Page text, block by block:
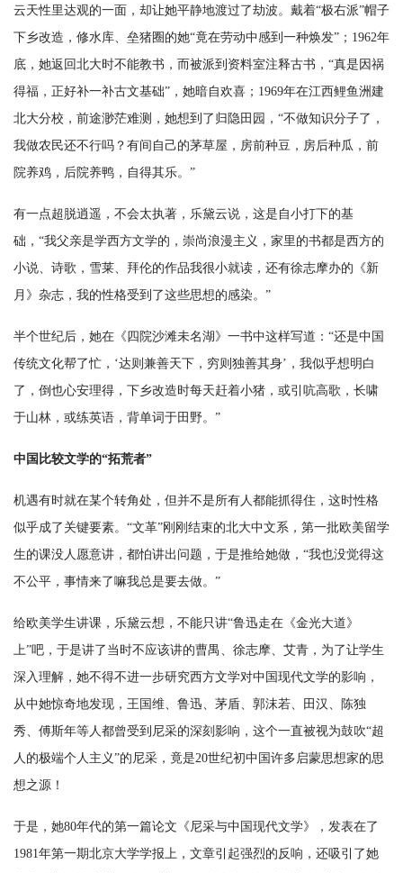
云天性里达观的一面，却让她平静地渡过了劫波。戴着“极右派”帽子
下乡改造，修水库、垒猪圈的她“竟在劳动中感到一种焕发”；1962年
底，她返回北大时不能教书，而被派到资料室注释古书，“真是因祸
得福，正好补一补古文基础”，她暗自欢喜；1969年在江西鲤鱼洲建
北大分校，前途渺茫难测，她想到了归隐田园，“不做知识分子了，
我做农民还不行吗？有间自己的茅草屋，房前种豆，房后种瓜，前
院养鸡，后院养鸭，自得其乐。”
有一点超脱逍遥，不会太执著，乐黛云说，这是自小打下的基
础，“我父亲是学西方文学的，崇尚浪漫主义，家里的书都是西方的
小说、诗歌，雪莱、拜伦的作品我很小就读，还有徐志摩办的《新
月》杂志，我的性格受到了这些思想的感染。”
半个世纪后，她在《四院沙滩未名湖》一书中这样写道：“还是中国
传统文化帮了忙，‘达则兼善天下，穷则独善其身’，我似乎想明白
了，倒也心安理得，下乡改造时每天赶着小猪，或引吭高歌，长啸
于山林，或练英语，背单词于田野。”
中国比较文学的“拓荒者”
机遇有时就在某个转角处，但并不是所有人都能抓得住，这时性格
似乎成了关键要素。“文革”刚刚结束的北大中文系，第一批欧美留学
生的课没人愿意讲，都怕讲出问题，于是推给她做，“我也没觉得这
不公平，事情来了嘛我总是要去做。”
给欧美学生讲课，乐黛云想，不能只讲“鲁迅走在《金光大道》
上”吧，于是讲了当时不应该讲的曹禺、徐志摩、艾青，为了让学生
深入理解，她不得不进一步研究西方文学对中国现代文学的影响，
从中她惊奇地发现，王国维、鲁迅、茅盾、郭沫若、田汉、陈独
秀、傅斯年等人都曾受到尼采的深刻影响，这个一直被视为鼓吹“超
人的极端个人主义”的尼采，竟是20世纪初中国许多启蒙思想家的思
想之源！
于是，她80年代的第一篇论文《尼采与中国现代文学》，发表在了
1981年第一期北京大学学报上，文章引起强烈的反响，还吸引了她